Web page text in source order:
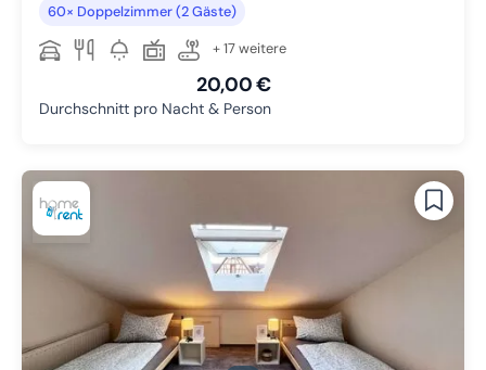
60× Doppelzimmer (2 Gäste)
+ 17 weitere
20,00 €
Durchschnitt pro Nacht & Person